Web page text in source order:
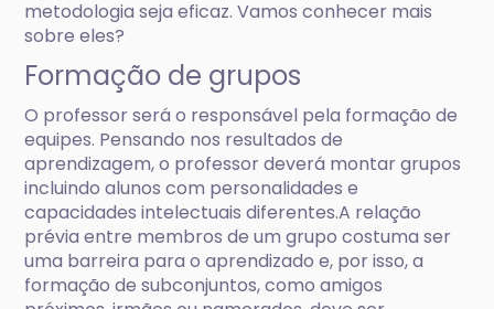
metodologia seja eficaz. Vamos conhecer mais
sobre eles?
Formação de grupos
O professor será o responsável pela formação de
equipes. Pensando nos resultados de
aprendizagem, o professor deverá montar grupos
incluindo alunos com personalidades e
capacidades intelectuais diferentes.A relação
prévia entre membros de um grupo costuma ser
uma barreira para o aprendizado e, por isso, a
formação de subconjuntos, como amigos